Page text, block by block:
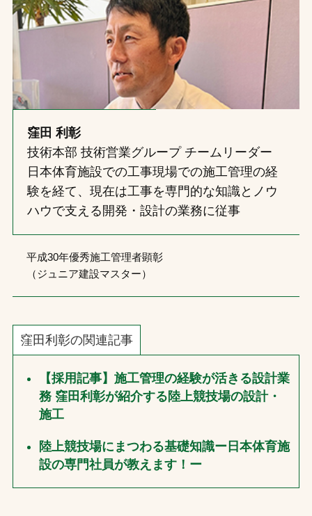
窪田 利彰
技術本部 技術営業グループ チームリーダー
日本体育施設での工事現場での施工管理の経
験を経て、現在は工事を専門的な知識とノウ
ハウで支える開発・設計の業務に従事
平成30年優秀施工管理者顕彰
（ジュニア建設マスター）
窪田利彰の関連記事
【採用記事】施工管理の経験が活きる設計業
務 窪田利彰が紹介する陸上競技場の設計・
施工
陸上競技場にまつわる基礎知識ー日本体育施
設の専門社員が教えます！ー